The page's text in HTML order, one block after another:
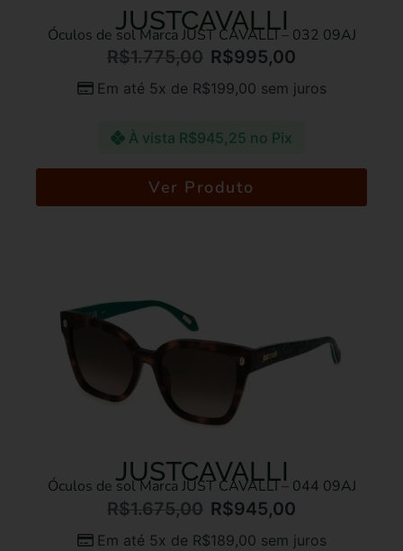
JUSTCAVALLI
Óculos de sol Marca JUST CAVALLI – 032 09AJ
R$1.775,00 R$995,00
Em até 5x de R$199,00 sem juros
À vista R$945,25 no Pix
Ver Produto
JUSTCAVALLI
Óculos de sol Marca JUST CAVALLI – 044 09AJ
R$1.675,00 R$945,00
Em até 5x de R$189,00 sem juros